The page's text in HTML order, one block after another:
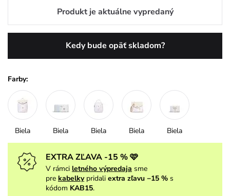
Produkt je aktuálne vypredaný
Kedy bude opäť skladom?
Farby:
Biela Biela Biela Biela Biela
EXTRA ZĽAVA -15 % 🩷
V rámci letného výpredaja sme
pre kabelky pridali extra zľavu −15 % s
kódom KAB15.